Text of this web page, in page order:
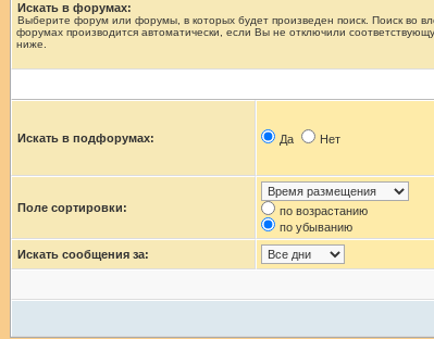
Искать в форумах:
Выберите форум или форумы, в которых будет произведен поиск. Поиск во
форумах производится автоматически, если Вы не отключили
ниже.
Искать в подфорумах: Да Нет
Поле сортировки:
по возрастанию
по убыванию
Искать сообщения за: